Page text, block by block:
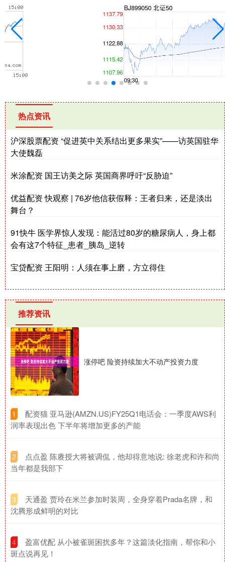
热点资讯
沪深股票配资 “促进英中关系结出更多果实”——访英国驻华
大使魏磊
米涂配资 国王访美之际 英国商界呼吁“反胁迫”
优益配资 快观察 | 76岁他信获假释：王者归来，还是淡出
舞台？
91快牛 医学界惊人发现：能活过80岁的糖尿病人，身上都
会有这7个特征_患者_胰岛_逆转
宝贷配资 王阳明：人须在事上磨，方立得住
推荐资讯
涨停吧 险资持续加大不动产投资力度
1
​配资猫 亚马逊(AMZN.US)FY25Q1电话会：一季度AWS利
润率表现出色 下半年将增加更多的产能
2
​点点盈 陈赓授大将被调侃，他却得意地说: 徐老虎和许和尚
当年都是我部下
3
​天通盈 贾玲在米兰参加时装周，全身穿着Prada名牌，和
沈腾形成鲜明的对比
4
​盈富优配 从小被雀斑困扰多年？这篇淡化指南，帮你和小
斑点说再见！